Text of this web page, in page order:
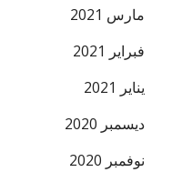
مارس 2021
فبراير 2021
يناير 2021
ديسمبر 2020
نوفمبر 2020